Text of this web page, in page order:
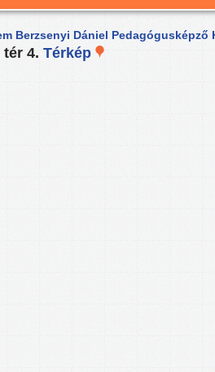
Berzsenyi Dániel Pedagógusképző
4. Térkép